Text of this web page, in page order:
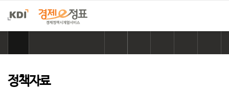
로
동
크
카
이
이
위
정책자료